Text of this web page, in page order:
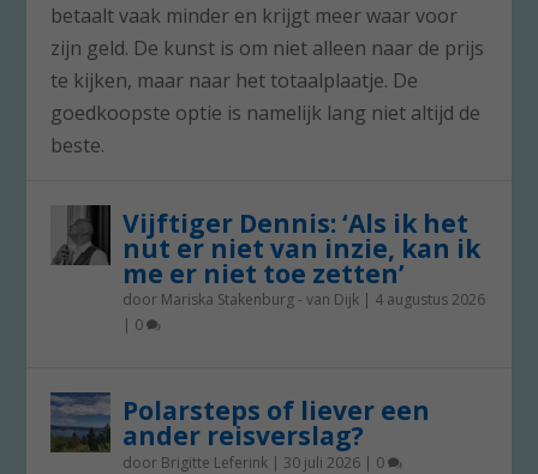
betaalt vaak minder en krijgt meer waar voor
zijn geld. De kunst is om niet alleen naar de prijs
te kijken, maar naar het totaalplaatje. De
goedkoopste optie is namelijk lang niet altijd de
beste.
Vijftiger Dennis: ‘Als ik het
nut er niet van inzie, kan ik
me er niet toe zetten’
door Mariska Stakenburg - van Dijk | 4 augustus 2026
| 0
Polarsteps of liever een
ander reisverslag?
door Brigitte Leferink | 30 juli 2026 | 0